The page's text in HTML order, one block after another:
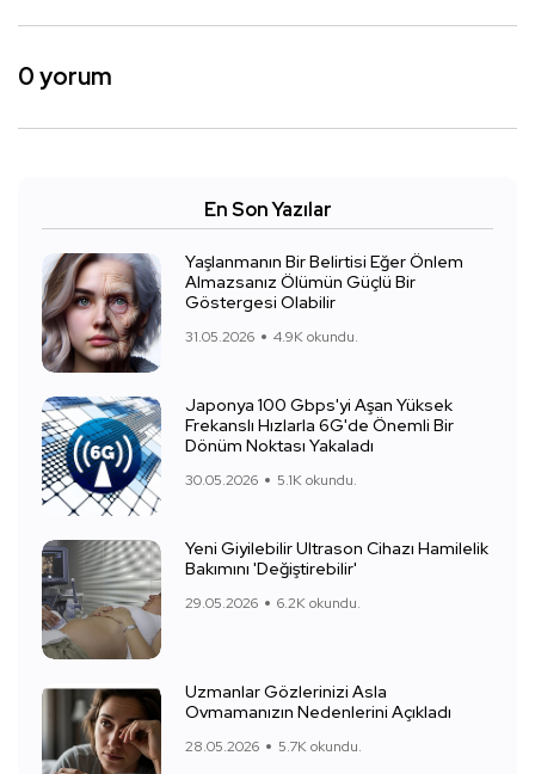
0 yorum
En Son Yazılar
Yaşlanmanın Bir Belirtisi Eğer Önlem
Almazsanız Ölümün Güçlü Bir
Göstergesi Olabilir
31.05.2026 4.9K okundu.
Japonya 100 Gbps'yi Aşan Yüksek
Frekanslı Hızlarla 6G'de Önemli Bir
Dönüm Noktası Yakaladı
30.05.2026 5.1K okundu.
Yeni Giyilebilir Ultrason Cihazı Hamilelik
Bakımını 'Değiştirebilir'
29.05.2026 6.2K okundu.
Uzmanlar Gözlerinizi Asla
Ovmamanızın Nedenlerini Açıkladı
28.05.2026 5.7K okundu.